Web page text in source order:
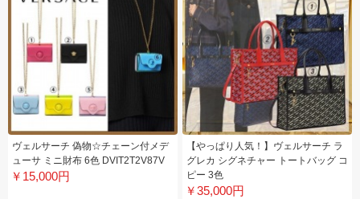
ヴェルサーチ 偽物☆チェーン付メデ
ューサ ミニ財布 6色 DVIT2T2V87V
￥15,000円
【やっぱり人気！】ヴェルサーチ ラ
グレカ シグネチャー トートバッグ コ
ピー 3色
￥35,000円